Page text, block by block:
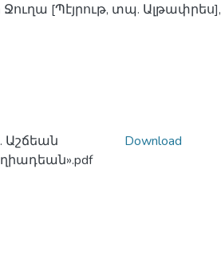
[Պէյրութ, տպ. Ալթափրես],
Աշճեան
Download